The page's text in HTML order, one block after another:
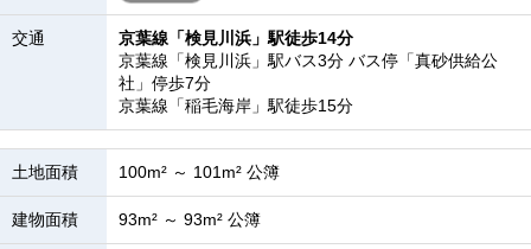
交通
京葉線「検見川浜」駅徒歩14分
京葉線「検見川浜」駅バス3分 バス停「真砂供給公
社」停歩7分
京葉線「稲毛海岸」駅徒歩15分
土地面積 100m² ～ 101m² 公簿
建物面積 93m² ～ 93m² 公簿